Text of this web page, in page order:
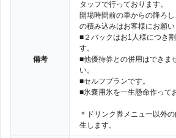
備考
タッフで行っております。
開場時間前の車からの降ろ
の積み込みはお客様にお願い
■２バックはお1人様につき
す。
■他優待券との併用はできま
い。
■セルフプランです。
■氷嚢用氷を一生懸命作って
＊ドリンク券メニュー以外
生します。